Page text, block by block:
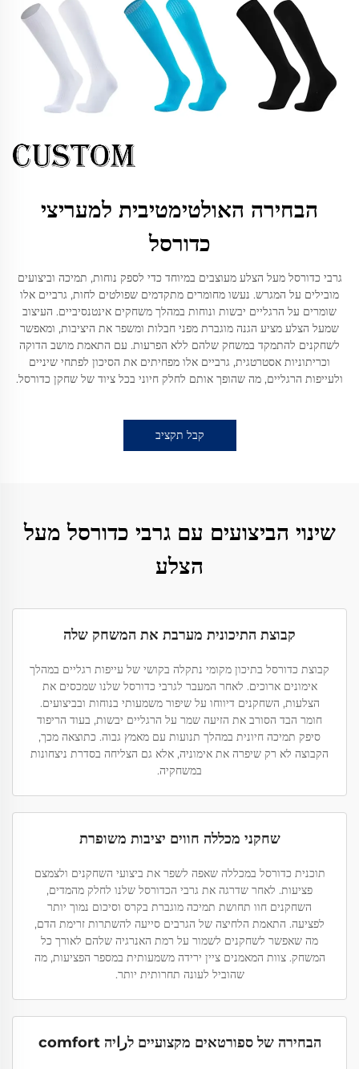
הבחירה האולטימטיבית למעריצי
כדורסל
גרבי כדורסל מעל הצלע מעוצבים במיוחד כדי לספק נוחות, תמיכה וביצועים
מובילים על המגרש. נעשו מחומרים מתקדמים שפולטים לחות, גרביים אלו
שומרים על הרגליים יבשות ונוחות במהלך משחקים אינטנסיביים. העיצוב
שמעל הצלע מציע הגנה מוגברת מפני חבלות ומשפר את היציבות, ומאפשר
לשחקנים להתמקד במשחק שלהם ללא הפרעות. עם התאמת מושב הדוקה
וכריתוניות אסטרטגית, גרביים אלו מפחיתים את הסיכון לפתחי שיניים
ולעייפות הרגליים, מה שהופך אותם לחלק חיוני בכל ציוד של שחקן כדורסל.
קבל תקציב
שינוי הביצועים עם גרבי כדורסל מעל
הצלע
קבוצת התיכונית מערבת את המשחק שלה
קבוצת כדורסל בתיכון מקומי נתקלה בקושי של עייפות רגליים במהלך
אימונים ארוכים. לאחר המעבר לגרבי כדורסל שלנו שמכסים את
הצלעות, השחקנים דיווחו על שיפור משמעותי בנוחות ובביצועים.
חומר הבד הסורב את הזיעה שמר על הרגליים יבשות, בעוד הריפוד
סיפק תמיכה חיונית במהלך תנועות עם מאמץ גבוה. כתוצאה מכך,
הקבוצה לא רק שיפרה את אימוניה, אלא גם הצליחה בסדרת ניצחונות
במשחקיה.
שחקני מכללה חווים יציבות משופרת
תוכנית כדורסל במכללה שאפה לשפר את ביצועי השחקנים ולצמצם
פציעות. לאחר שדרגה את גרבי הכדורסל שלנו לחלק מהמדים,
השחקנים חוו תחושת תמיכה מוגברת בקרס וסיכום נמוך יותר
לפציעה. התאמת הלחיצה של הגרבים סייעה להשתרות זרימת הדם,
מה שאפשר לשחקנים לשמור על רמת האנרגיה שלהם לאורך כל
המשחק. צוות המאמנים ציין ירידה משמעותית במספר הפציעות, מה
שהוביל לעונה תחרותית יותר.
הבחירה של ספורטאים מקצועיים לراיה comfort